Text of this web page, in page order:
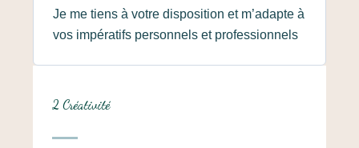
Je me tiens à votre disposition et m’adapte à
vos impératifs personnels et professionnels
2 Créativité ​